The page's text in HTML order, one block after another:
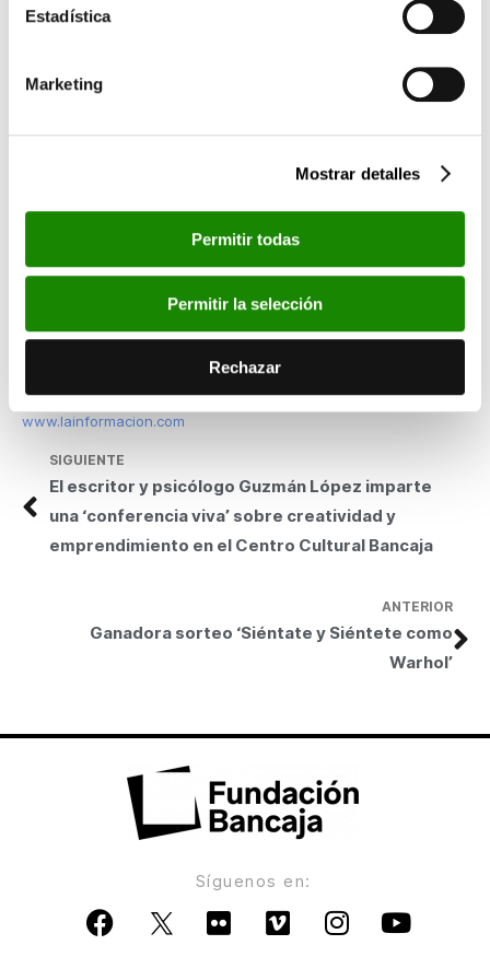
Estadística
Marketing
Mostrar detalles
Permitir todas
Permitir la selección
Rechazar
De esta entrada única para acceder a las dos salas de
exceptuados los menores de siete años y los participantes en
los talleres didácticos gratuitos para escolares,personas con
De izquierda a derecha: José María Mas Millet,
presidente de Fundación Bancaja, y Antonio
Casanova Safont, presidente de Casa Caridad.
Esta noticia en los medios:
www.europapress.es
www.valenciaplaza.com
www.lainformacion.com
ANTERIOR
Ganadora sorteo ‘Siéntate y Siéntete como
Warhol’
SIGUIENTE
El escritor y psicólogo Guzmán López imparte
una ‘conferencia viva’ sobre creatividad y
emprendimiento en el Centro Cultural Bancaja
Síguenos en: